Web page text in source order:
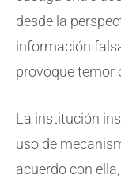
desde la
información
provoque temor
La institución
uso de
acuerdo con